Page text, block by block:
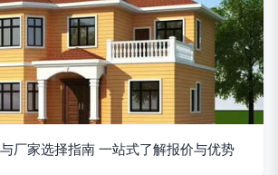
厂家选择指南 一站式了解报价与优势